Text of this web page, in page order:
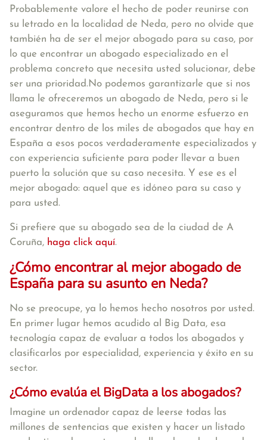
Probablemente valore el hecho de poder reunirse con
su letrado en la localidad de Neda, pero no olvide que
también ha de ser el mejor abogado para su caso, por
lo que encontrar un abogado especializado en el
problema concreto que necesita usted solucionar, debe
ser una prioridad.No podemos garantizarle que si nos
llama le ofreceremos un abogado de Neda, pero si le
aseguramos que hemos hecho un enorme esfuerzo en
encontrar dentro de los miles de abogados que hay en
España a esos pocos verdaderamente especializados y
con experiencia suficiente para poder llevar a buen
puerto la solución que su caso necesita. Y ese es el
mejor abogado: aquel que es idóneo para su caso y
para usted.
Si prefiere que su abogado sea de la ciudad de A
Coruña, haga click aquí.
¿Cómo encontrar al mejor abogado de
España para su asunto en Neda?
No se preocupe, ya lo hemos hecho nosotros por usted.
En primer lugar hemos acudido al Big Data, esa
tecnología capaz de evaluar a todos los abogados y
clasificarlos por especialidad, experiencia y éxito en su
sector.
¿Cómo evalúa el BigData a los abogados?
Imagine un ordenador capaz de leerse todas las
millones de sentencias que existen y hacer un listado